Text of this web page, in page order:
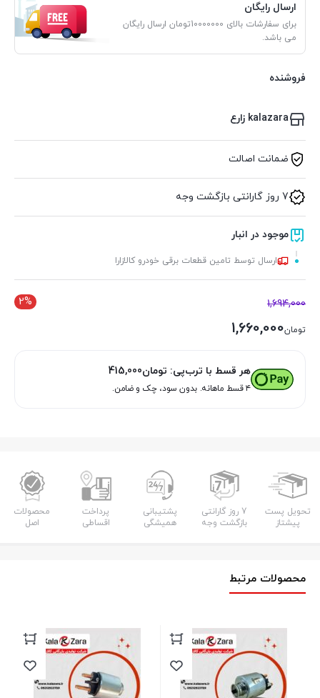
ارسال رایگان
برای سفارشات بالای 10000000تومان ارسال رایگان
می باشد.
فروشنده
kalazara زارع
ضمانت اصالت
7 روز گارانتی بازگشت وجه
موجود در انبار
ارسال توسط تامین قطعات برقی خودرو کالازارا
2% 1,694,000
تومان1,660,000
هر قسط با ترب‌پی: تومان415,000
۴ قسط ماهانه. بدون سود، چک و ضامن.
تحویل پست
پیشتاز
7 روز گارانتی
بازگشت وجه
پشتیبانی
همیشگی
پرداخت
اقساطی
محصولات
اصل
محصولات مرتبط